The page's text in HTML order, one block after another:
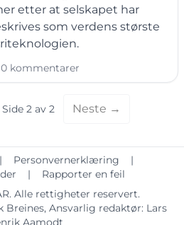
etter at selskapet har
som verdens største
0 kommentarer
Side 2 av 2 Neste →
| Personvernerklæring
|
|
Rapporter en feil
. Alle rettigheter reservert.
Breines, Ansvarlig redaktør: Lars
Aamodt